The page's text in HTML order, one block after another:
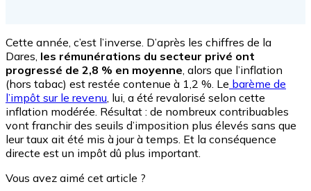
Cette année, c’est l’inverse. D’après les chiffres de la
Dares, les rémunérations du secteur privé ont
progressé de 2,8 % en moyenne , alors que l’inflation
(hors tabac) est restée contenue à 1,2 %. Le barème de
l’impôt sur le revenu , lui, a été revalorisé selon cette
inflation modérée. Résultat : de nombreux contribuables
vont franchir des seuils d’imposition plus élevés sans que
leur taux ait été mis à jour à temps. Et la conséquence
directe est un impôt dû plus important.
Vous avez aimé cet article ?